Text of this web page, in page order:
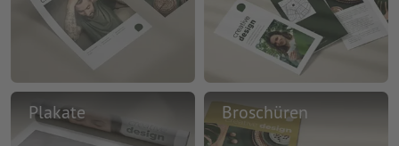
Plakate Broschüren